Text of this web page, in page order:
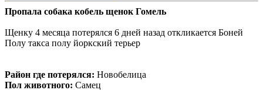
Пропала собака кобель щенок Гомель
Щенку 4 месяца потерялся 6 дней назад откликается Боней
Полу такса полу йоркский терьер
Район где потерялся: Новобелица
Пол животного: Самец